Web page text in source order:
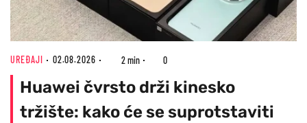
UREĐAJI 02.08.2026 2 min 0
Huawei čvrsto drži kinesko
tržište: kako će se suprotstaviti